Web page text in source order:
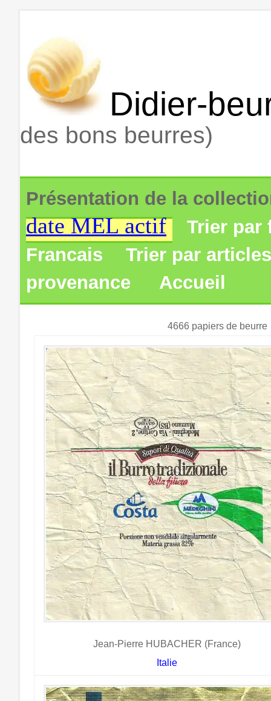
Didier-
des bons beurres)
Présentation de la
date MEL actif
Trier par
Francais
Trier par
provenance
Accueil
4666 papiers de beurre
Jean-Pierre HUBACHER (France)
Italie